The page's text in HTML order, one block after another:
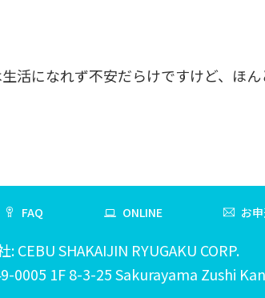
活になれず不安だらけですけど、ほん
FAQ ONLINE お
: CEBU SHAKAIJIN RYUGAKU CORP.
0005 1F 8-3-25 Sakurayama Zushi